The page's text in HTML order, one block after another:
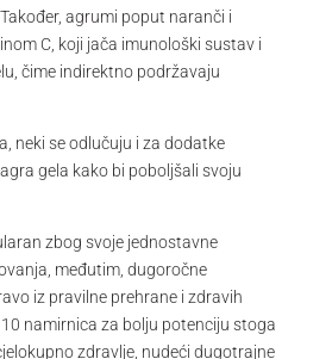
agrumi poput naranči i
C, koji jača imunološki sustav i
čime indirektno podržavaju
neki se odlučuju i za dodatke
gela kako bi poboljšali svoju
zbog svoje jednostavne
međutim, dugoročne
iz pravilne prehrane i zdravih
namirnica za bolju potenciju stoga
zdravlje, nudeći dugotrajne